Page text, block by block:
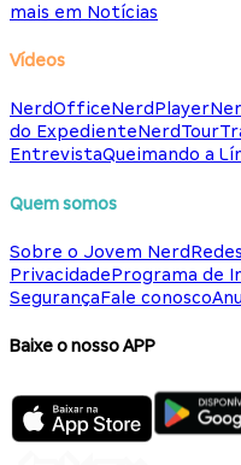
mais em Notícias
Vídeos
NerdOfficeNerdPlayer
do ExpedienteNerdTour
EntrevistaQueimando a
Quem somos
Sobre o Jovem Nerd
PrivacidadePrograma de
SegurançaFale conosco
Baixe o nosso APP